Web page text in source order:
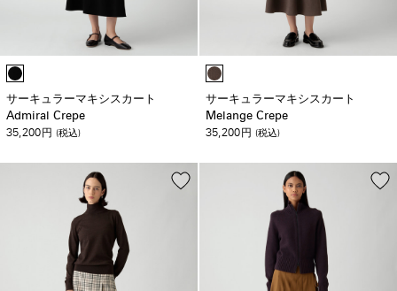
サーキュラーマキシスカート
Admiral Crepe
35,200円 (税込)
サーキュラーマキシスカート
Melange Crepe
35,200円 (税込)